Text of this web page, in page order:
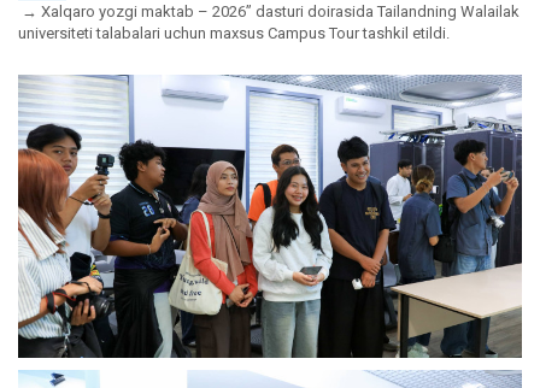
Xalqaro yozgi maktab – 2026” dasturi doirasida Tailandning Walailak
universiteti talabalari uchun maxsus Campus Tour tashkil etildi.